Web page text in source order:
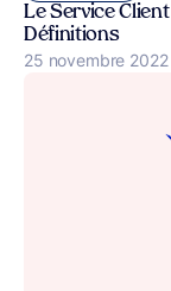
Le Service
Définitions
Publié le
25 novembre 2022